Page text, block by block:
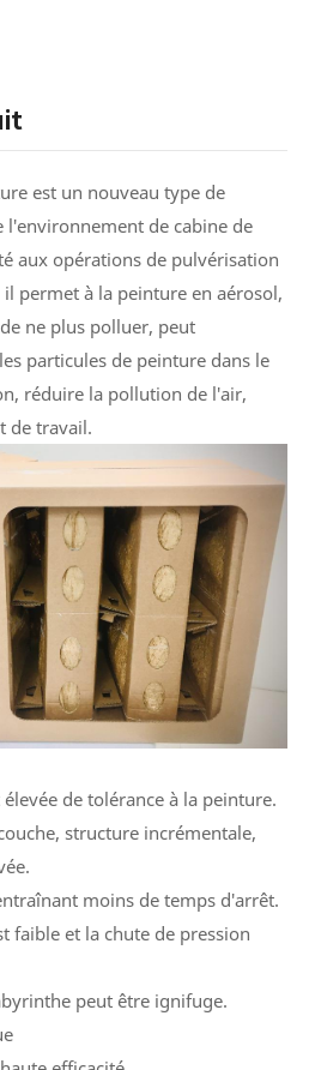
est un nouveau type de
de cabine de
aux opérations de pulvérisation
permet à la peinture en aérosol,
ne plus polluer, peut
particules de peinture dans le
réduire la pollution de l'air,
de travail.
de tolérance à la peinture.
structure incrémentale,
moins de temps d'arrêt.
faible et la chute de pression
peut être ignifuge.